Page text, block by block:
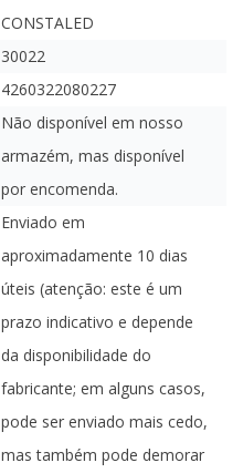
CONSTALED
30022
4260322080227
Não disponível em nosso
armazém, mas disponível
por encomenda.
Enviado em
aproximadamente 10 dias
úteis (atenção: este é um
prazo indicativo e depende
da disponibilidade do
fabricante; em alguns casos,
pode ser enviado mais cedo,
mas também pode demorar